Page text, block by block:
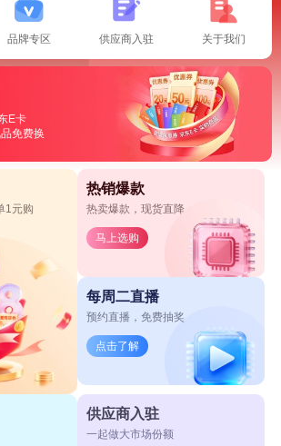
品牌专区 供应商入驻 关于我们
E卡
免费换
1元购
热销爆款
热卖爆款，现货直降
马上选购
每周二直播
预约直播，免费抽奖
点击了解
供应商入驻
一起做大市场份额